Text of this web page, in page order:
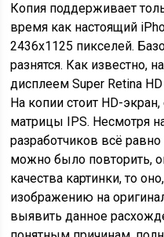
Копия поддерживает
время как настоящий
2436х1125 пикселей.
разнятся. Как известно,
дисплеем Super Retina
На копии стоит HD-
матрицы IPS. Несмотря
разработчиков всё
можно было повторить,
качества картинки, то
изображению на
выявить данное